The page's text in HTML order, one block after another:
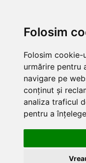
Folosim
Folosim
urmărire pentru
navigare pe
conținut și
analiza traficul
pentru a